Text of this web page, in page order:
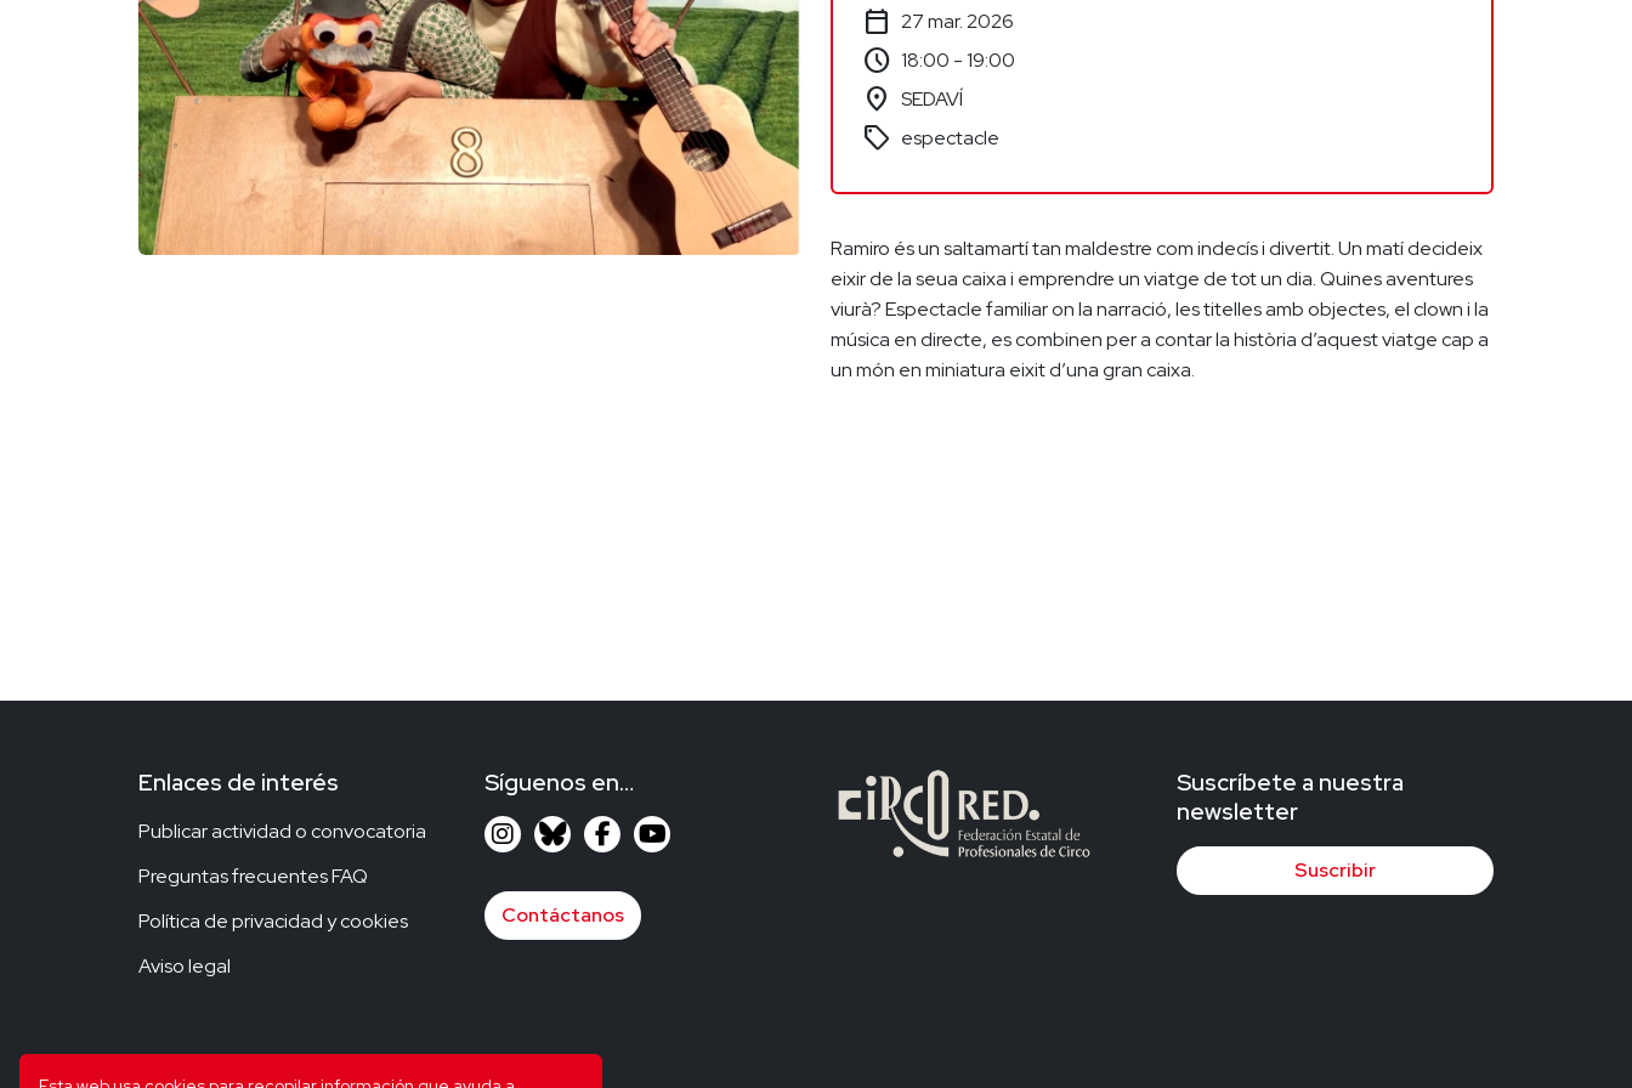
calendar_today 27 mar. 2026
schedule 18:00 - 19:00
location_on SEDAVÍ
sell espectacle
Ramiro és un saltamartí tan maldestre com indecís i divertit. Un matí decideix
eixir de la seua caixa i emprendre un viatge de tot un dia. Quines aventures
viurà? Espectacle familiar on la narració, les titelles amb objectes, el clown i la
música en directe, es combinen per a contar la història d’aquest viatge cap a
un món en miniatura eixit d’una gran caixa.
Enlaces de interés
Publicar actividad o convocatoria
Preguntas frecuentes FAQ
Política de privacidad y cookies
Aviso legal
Síguenos en…
Contáctanos
Suscríbete a nuestra
newsletter
Suscribir
Con el apoyo de...